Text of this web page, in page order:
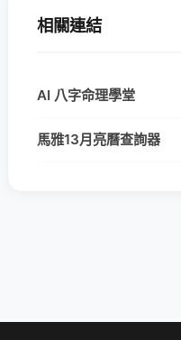
相關連結
AI 八字命理學堂
馬雅13月亮曆查詢器